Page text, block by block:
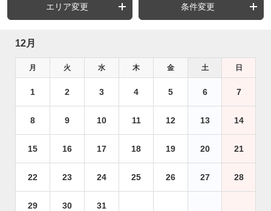
エリア変更 条件変更
12月
月 火 水 木 金 土 日
1 2 3 4 5 6 7
8 9 10 11 12 13 14
15 16 17 18 19 20 21
22 23 24 25 26 27 28
29 30 31